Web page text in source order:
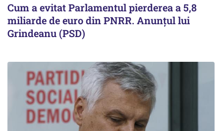
Cum a evitat Parlamentul pierderea a 5,8
miliarde de euro din PNRR. Anunțul lui
Grindeanu (PSD)